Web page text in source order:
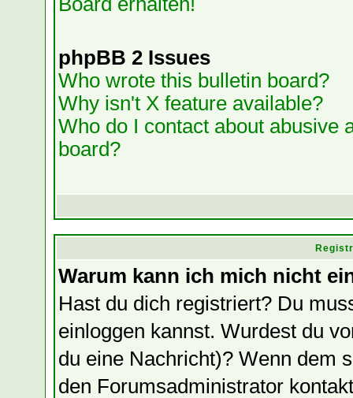
phpBB 2 Issues
Who wrote this bulletin board?
Why isn't X feature available?
Who do I contact about abusive
board?
Warum kann ich mich nicht
Hast du dich registriert? Du
einloggen kannst. Wurdest du
du eine Nachricht)? Wenn dem
den Forumsadministrator